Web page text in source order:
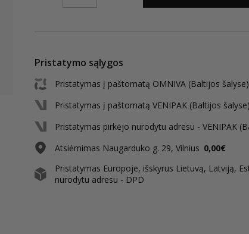
Pristatymo sąlygos
Pristatymas į paštomatą OMNIVA (Baltijos šalyse)
Pristatymas į paštomatą VENIPAK (Baltijos šalyse)
Pristatymas pirkėjo nurodytu adresu - VENIPAK
Atsiėmimas Naugarduko g. 29, Vilnius 0,00€
Pristatymas Europoje, išskyrus Lietuvą, Latviją,
nurodytu adresu - DPD